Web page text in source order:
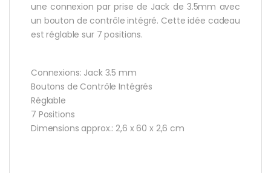
une connexion par prise de Jack de 3.5mm avec
un bouton de contrôle intégré. Cette idée cadeau
est réglable sur 7 positions.
Connexions: Jack 3.5 mm
Boutons de Contrôle Intégrés
Réglable
7 Positions
Dimensions approx.: 2,6 x 60 x 2,6 cm